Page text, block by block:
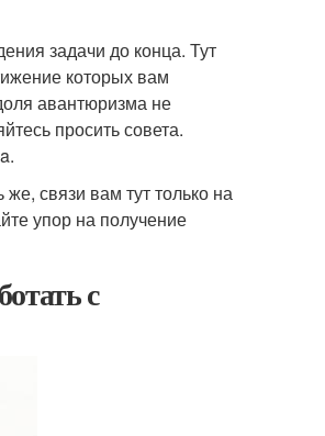
задачи до конца. Тут
которых вам
авантюризма не
просить совета.
связи вам тут только на
упор на получение
с